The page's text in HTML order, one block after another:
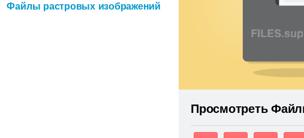
Файлы растровых изображений
Просмотреть